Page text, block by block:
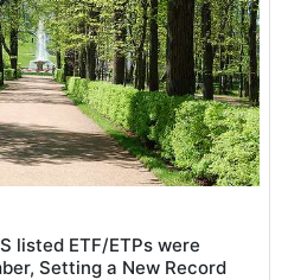
listed ETF/ETPs were
Setting a New Record